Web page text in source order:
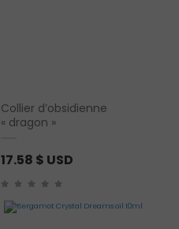
Collier d’obsidienne
« dragon »
17.58 $ USD